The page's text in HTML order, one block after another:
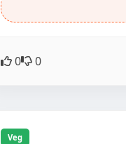
0 0
Veg